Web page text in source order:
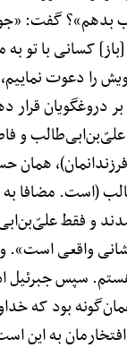
گفت:
کسانی با تو به
را دعوت
دروغگویان قرار
و
فرزندانمان)،
(است. مضافا به
و فقط
واقعی است». و
سپس جبرئیل
بود که
افتخارمان به